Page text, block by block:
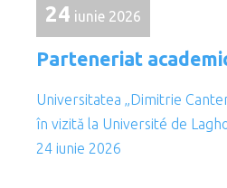
24 iunie 2026
Parteneriat
Universitatea „Dimitrie
în vizită la Université de
24 iunie 2026